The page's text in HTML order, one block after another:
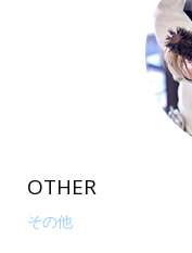
OTHER
その他